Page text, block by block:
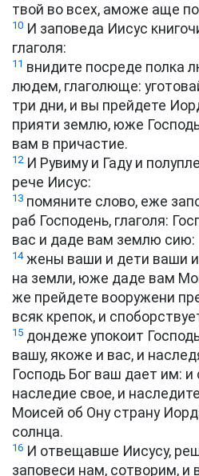
твой во всех, аможе аще
10 И заповеда Иисус
глаголя:
11 внидите посреде полка
людем, глаголюще:
три дни, и вы прейдете
прияти землю, юже
вам в причастие.
12И Рувиму и Гаду и
рече Иисус:
13 помяните слово, еже
раб Господень, глаголя:
вас и даде вам землю сию:
14жены ваши и дети ваши
на земли, юже даде вам
же прейдете вооружени
всяк крепок, и
15 дондеже упокоит
вашу, якоже и вас, и
Господь Бог ваш дает им:
наследие свое, и
Моисей об Ону страну
солнца.
16 И отвещавше Иисусу,
заповеси нам, сотворим, и